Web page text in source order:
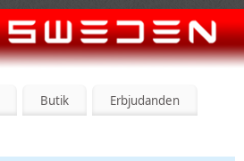
Butik Erbjudanden